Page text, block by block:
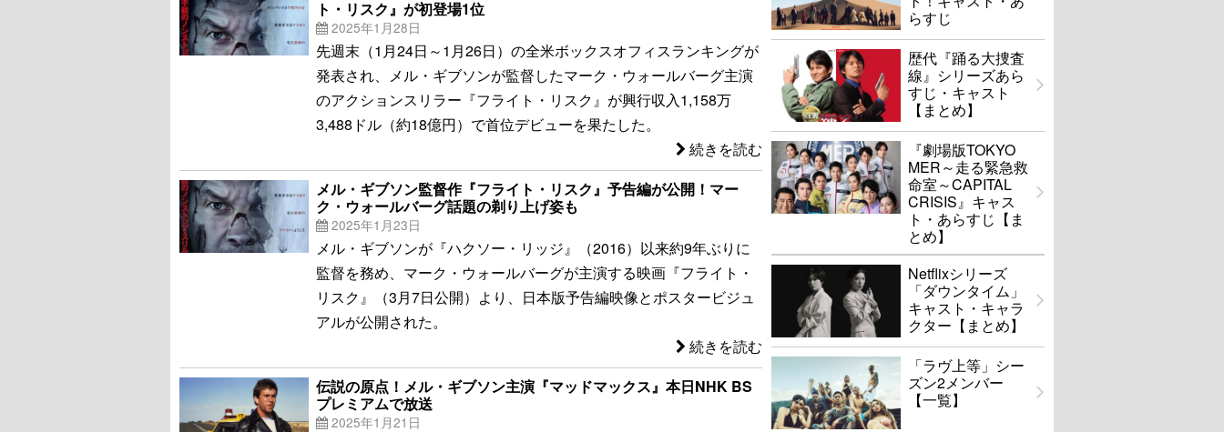
ト・リスク』が初登場1位
2025年1月28日
先週末（1月24日～1月26日）の全米ボックスオフィスランキングが
発表され、メル・ギブソンが監督したマーク・ウォールバーグ主演
のアクションスリラー『フライト・リスク』が興行収入1,158万
3,488ドル（約18億円）で首位デビューを果たした。
続きを読む
メル・ギブソン監督作『フライト・リスク』予告編が公開！マー
ク・ウォールバーグ話題の剃り上げ姿も
2025年1月23日
メル・ギブソンが『ハクソー・リッジ』（2016）以来約9年ぶりに
監督を務め、マーク・ウォールバーグが主演する映画『フライト・
リスク』（3月7日公開）より、日本版予告編映像とポスタービジュ
アルが公開された。
続きを読む
伝説の原点！メル・ギブソン主演『マッドマックス』本日NHK BS
プレミアムで放送
2025年1月21日
らすじ
歴代『踊る大捜査
線』シリーズあら
すじ・キャスト
【まとめ】
『劇場版TOKYO
MER～走る緊急救
命室～CAPITAL
CRISIS』キャス
ト・あらすじ【ま
とめ】
Netflixシリーズ
「ダウンタイム」
キャスト・キャラ
クター【まとめ】
「ラヴ上等」シー
ズン2メンバー
【一覧】